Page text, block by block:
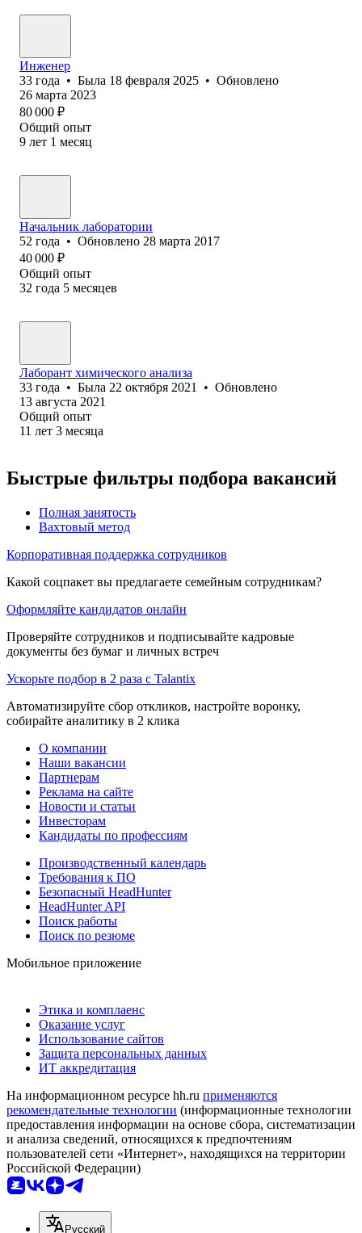
Инженер
33 года • Была 18 февраля 2025 • Обновлено
26 марта 2023
80 000 ₽
Общий опыт
9 лет 1 месяц
Начальник лаборатории
52 года • Обновлено 28 марта 2017
40 000 ₽
Общий опыт
32 года 5 месяцев
Лаборант химического анализа
33 года • Была 22 октября 2021 • Обновлено
13 августа 2021
Общий опыт
11 лет 3 месяца
Быстрые фильтры подбора вакансий
Полная занятость
Вахтовый метод
Корпоративная поддержка сотрудников
Какой соцпакет вы предлагаете семейным сотрудникам?
Оформляйте кандидатов онлайн
Проверяйте сотрудников и подписывайте кадровые
документы без бумаг и личных встреч
Ускорьте подбор в 2 раза с Talantix
Автоматизируйте сбор откликов, настройте воронку,
собирайте аналитику в 2 клика
О компании
Наши вакансии
Партнерам
Реклама на сайте
Новости и статьи
Инвесторам
Кандидаты по профессиям
Производственный календарь
Требования к ПО
Безопасный HeadHunter
HeadHunter API
Поиск работы
Поиск по резюме
Мобильное приложение
Этика и комплаенс
Оказание услуг
Использование сайтов
Защита персональных данных
ИТ аккредитация
На информационном ресурсе hh.ru применяются
рекомендательные технологии (информационные технологии
предоставления информации на основе сбора, систематизации
и анализа сведений, относящихся к предпочтениям
пользователей сети «Интернет», находящихся на территории
Российской Федерации)
Русский